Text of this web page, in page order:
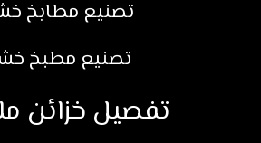
تصنيع مطابخ
تصنيع مطبخ
تفصيل خزائن